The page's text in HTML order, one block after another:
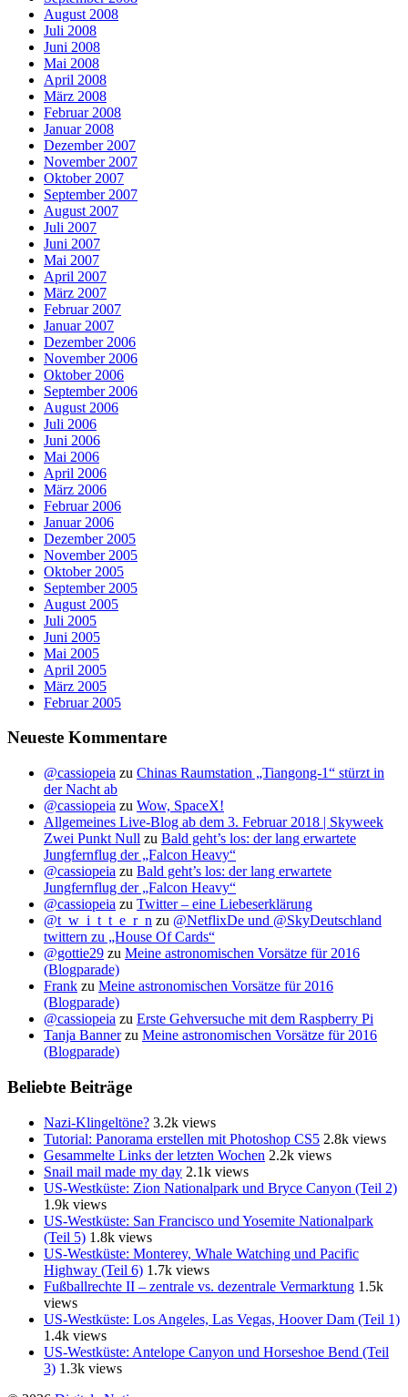
August 2008
Juli 2008
Juni 2008
Mai 2008
April 2008
März 2008
Februar 2008
Januar 2008
Dezember 2007
November 2007
Oktober 2007
September 2007
August 2007
Juli 2007
Juni 2007
Mai 2007
April 2007
März 2007
Februar 2007
Januar 2007
Dezember 2006
November 2006
Oktober 2006
September 2006
August 2006
Juli 2006
Juni 2006
Mai 2006
April 2006
März 2006
Februar 2006
Januar 2006
Dezember 2005
November 2005
Oktober 2005
September 2005
August 2005
Juli 2005
Juni 2005
Mai 2005
April 2005
März 2005
Februar 2005
Neueste Kommentare
@cassiopeia zu Chinas Raumstation „Tiangong-1“ stürzt in
der Nacht ab
@cassiopeia zu Wow, SpaceX!
Allgemeines Live-Blog ab dem 3. Februar 2018 | Skyweek
Zwei Punkt Null zu Bald geht’s los: der lang erwartete
Jungfernflug der „Falcon Heavy“
@cassiopeia zu Bald geht’s los: der lang erwartete
Jungfernflug der „Falcon Heavy“
@cassiopeia zu Twitter – eine Liebeserklärung
@t_w_i_t_t_e_r_n zu @NetflixDe und @SkyDeutschland
twittern zu „House Of Cards“
@gottie29 zu Meine astronomischen Vorsätze für 2016
(Blogparade)
Frank zu Meine astronomischen Vorsätze für 2016
(Blogparade)
@cassiopeia zu Erste Gehversuche mit dem Raspberry Pi
Tanja Bannerzu Meine astronomischen Vorsätze für 2016
(Blogparade)
Beliebte Beiträge
Nazi-Klingeltöne? 3.2k views
Tutorial: Panorama erstellen mit Photoshop CS5 2.8k views
Gesammelte Links der letzten Wochen 2.2k views
Snail mail made my day 2.1k views
US-Westküste: Zion Nationalpark und Bryce Canyon (Teil 2)
1.9k views
US-Westküste: San Francisco und Yosemite Nationalpark
(Teil 5) 1.8k views
US-Westküste: Monterey, Whale Watching und Pacific
Highway (Teil 6) 1.7k views
Fußballrechte II – zentrale vs. dezentrale Vermarktung 1.5k
views
US-Westküste: Los Angeles, Las Vegas, Hoover Dam (Teil 1)
1.4k views
US-Westküste: Antelope Canyon und Horseshoe Bend (Teil
3) 1.3k views